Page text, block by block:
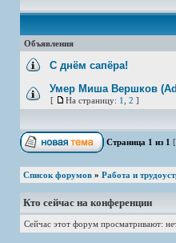
Объявления
С днём сапёра!
Умер Миша Вершков
[ На страницу: 1 2 ]
Страница 1 из 1
Список форумов » Работа и
Кто сейчас на конференции
Сейчас этот форум просматривают: